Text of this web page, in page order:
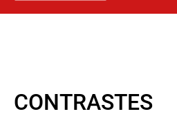
CONTRASTES